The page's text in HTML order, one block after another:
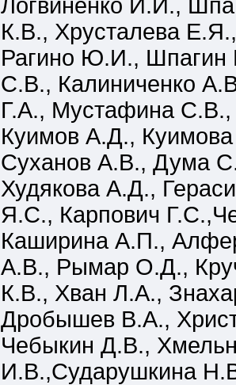
Логвиненко И.И.,
К.В., Хрусталева
Рагино Ю.И., Шпагин
С.В., Калиниченко
Г.А., Мустафина
Куимов А.Д.,
Суханов А.В., Дума
Худякова А.Д.,
Я.С., Карпович
Каширина А.П.,
А.В., Рымар О.Д.,
К.В., Хван Л.А.,
Дробышев В.А.,
Чебыкин Д.В.,
И.В.,Сударушкина